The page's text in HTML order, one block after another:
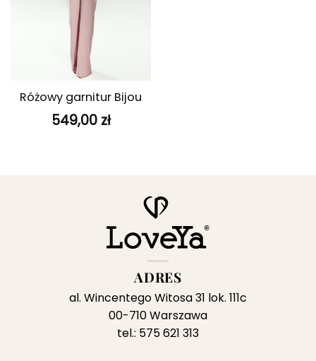
Różowy garnitur Bijou
549,00 zł
ADRES
al. Wincentego Witosa 31 lok. 111c
00-710 Warszawa
tel.: 575 621 313